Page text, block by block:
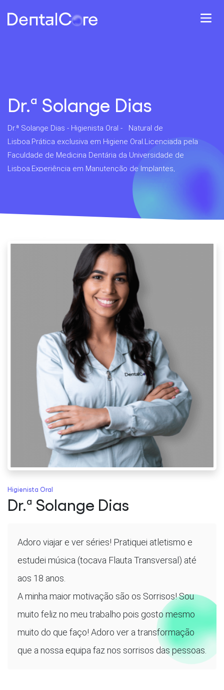
Dr.ª Solange Dias
Dr.ª Solange Dias - Higienista Oral - Natural de
Lisboa.Prática exclusiva em Higiene Oral.Licenciada pela
Faculdade de Medicina Dentária da Universidade de
Lisboa.Experiência em Manutenção de Implantes,
Branqueamento Dentário e Pacientes com Necessidades
Higienista Oral
Dr.ª Solange Dias
Adoro viajar e ver séries! Pratiquei atletismo e
estudei música (tocava Flauta Transversal) até
aos 18 anos.
A minha maior motivação são os Sorrisos! Sou
muito feliz no meu trabalho pois gosto mesmo
muito do que faço! Adoro ver a transformação
que a nossa equipa faz nos sorrisos das pessoas.